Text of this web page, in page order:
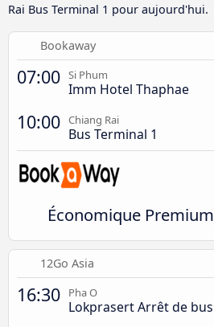
Rai Bus Terminal 1 pour aujourd'hui.
Bookaway
07:00 Si Phum
Imm Hotel Thaphae
10:00 Chiang Rai
Bus Terminal 1
Économique Premium
12Go Asia
16:30 Pha O
Lokprasert Arrêt de bus